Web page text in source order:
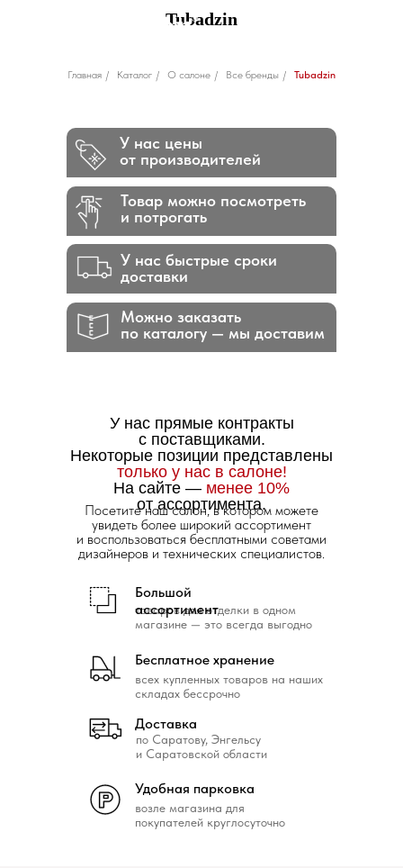
Tubadzin
Главная / Каталог / О салоне / Все бренды / Tubadzin
Можно заказать
по каталогу — мы доставим
У нас быстрые сроки
доставки
Товар можно посмотреть
и потрогать
У нас цены
от производителей
возле магазина для
покупателей круглосуточно
Удобная парковка
всех купленных товаров на наших
складах бессрочно
Бесплатное хранение
товаров для отделки в одном
магазине — это всегда выгодно
Большой
ассортимент
по Саратову, Энгельсу
и Саратовской области
Доставка
У нас прямые контракты
с поставщиками.
Некоторые позиции представлены
только у нас в салоне!
На сайте — менее 10%
от ассортимента.
Посетите наш салон, в котором можете
увидеть более широкий ассортимент
и воспользоваться бесплатными советами
дизайнеров и технических специалистов.